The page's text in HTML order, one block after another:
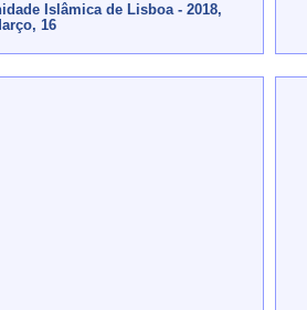
Islâmica de Lisboa - 2018,
16